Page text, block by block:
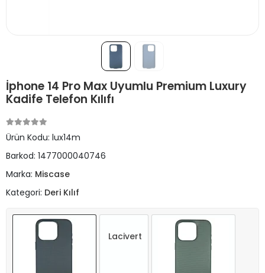
İphone 14 Pro Max Uyumlu Premium Luxury
Kadife Telefon Kılıfı
Ürün Kodu: lux14m
Barkod: 1477000040746
Marka: Miscase
Kategori: Deri Kılıf
Lacivert